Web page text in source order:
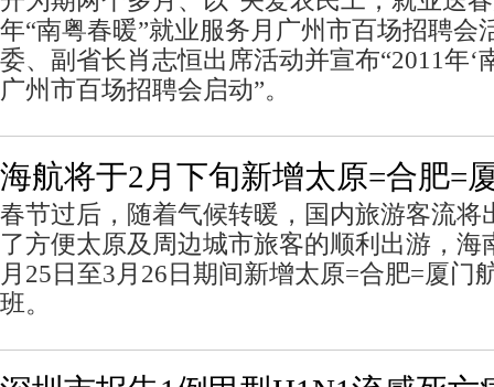
年“南粤春暖”就业服务月广州市百场招聘会
委、副省长肖志恒出席活动并宣布“2011年‘
广州市百场招聘会启动”。
海航将于2月下旬新增太原=合肥=
春节过后，随着气候转暖，国内旅游客流将
了方便太原及周边城市旅客的顺利出游，海
月25日至3月26日期间新增太原=合肥=厦门
班。